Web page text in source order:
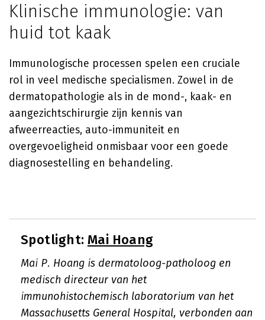
Klinische immunologie: van
huid tot kaak
Immunologische processen spelen een cruciale
rol in veel medische specialismen. Zowel in de
dermatopathologie als in de mond-, kaak- en
aangezichtschirurgie zijn kennis van
afweerreacties, auto-immuniteit en
overgevoeligheid onmisbaar voor een goede
diagnosestelling en behandeling.
Spotlight: Mai Hoang
Mai P. Hoang is dermatoloog-patholoog en
medisch directeur van het
immunohistochemisch laboratorium van het
Massachusetts General Hospital, verbonden aan